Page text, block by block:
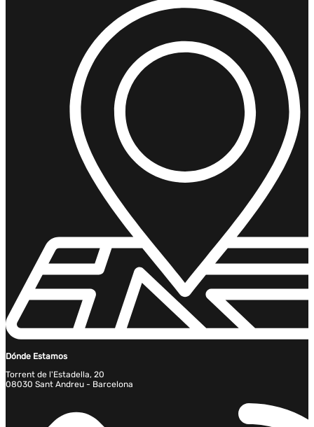
Dónde Estamos
Torrent de l'Estadella, 20
08030 Sant Andreu - Barcelona